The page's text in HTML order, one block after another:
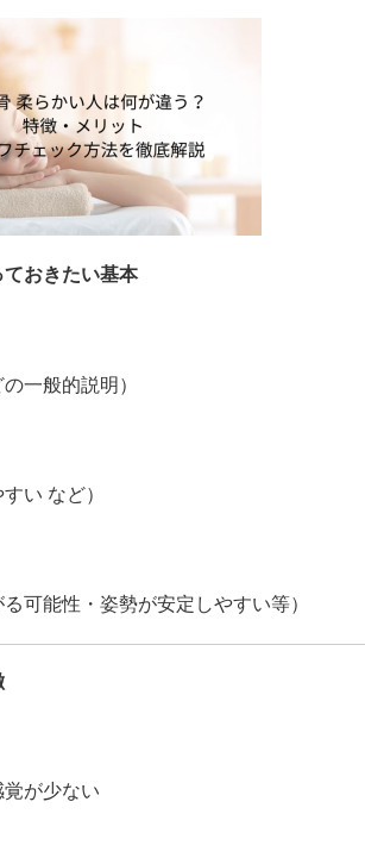
おきたい基本
一般的説明）
い など）
可能性・姿勢が安定しやすい等）
覚が少ない